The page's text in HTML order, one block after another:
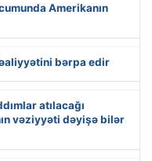
Amerikanın
bərpa edir
atılacağı
vəziyyəti dəyişə bilər